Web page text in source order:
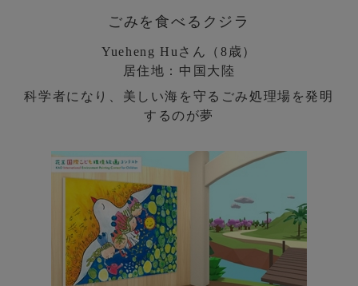
ごみを食べるクジラ
Yueheng Huさん（8歳）
居住地：中国大陸
科学者になり、美しい海を守るごみ処理場を発明
するのが夢